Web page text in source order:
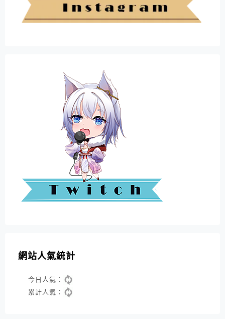
網站人氣統計
今日人氣：
累計人氣：